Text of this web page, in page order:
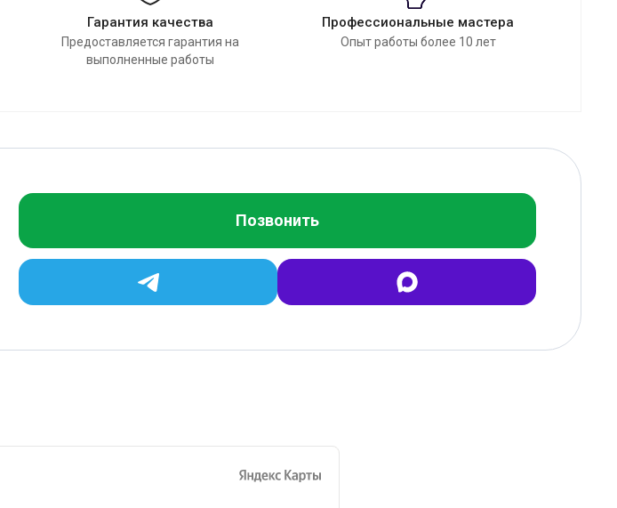
Гарантия качества
Предоставляется гарантия на
выполненные работы
Профессиональные мастера
Опыт работы более 10 лет
Позвонить